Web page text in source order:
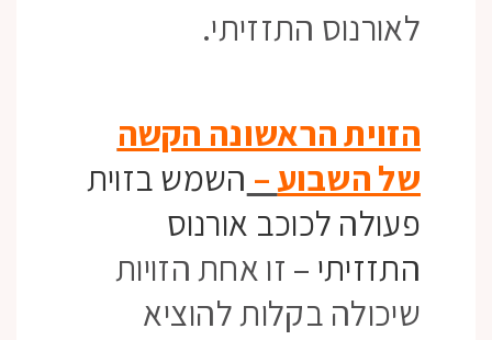
לאורנוס התזזיתי.
הזוית הראשונה הקשה
של השבוע– השמש בזוית
פעולה לכוכב אורנוס
התזזיתי – זו אחת הזויות
שיכולה בקלות להוציא